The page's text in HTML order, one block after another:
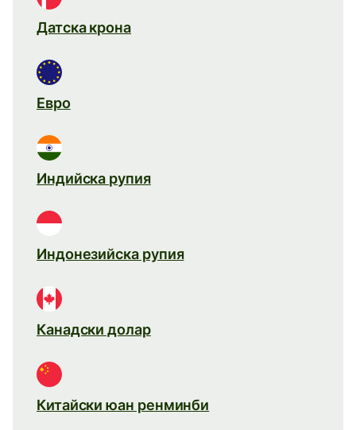
Датска крона
Евро
Индийска рупия
Индонезийска рупия
Канадски долар
Китайски юан ренминби